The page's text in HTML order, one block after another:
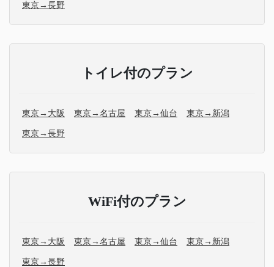
東京→長野
トイレ付のプラン
東京→大阪 東京→名古屋 東京→仙台 東京→新潟
東京→長野
WiFi付のプラン
東京→大阪 東京→名古屋 東京→仙台 東京→新潟
東京→長野